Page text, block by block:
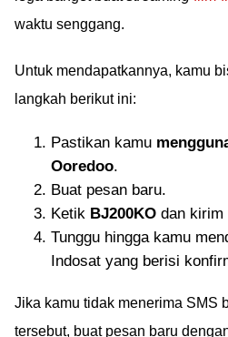
waktu senggang.
Untuk mendapatkannya, kamu
langkah berikut ini:
Pastikan kamu
Ooredoo.
Buat pesan baru.
Ketik BJ200KO dan kirim
Tunggu hingga kamu
Indosat yang berisi
Jika kamu tidak menerima SMS
tersebut, buat pesan baru